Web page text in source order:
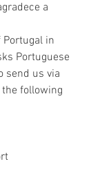
a
Portugal in
Portuguese
send us via
following